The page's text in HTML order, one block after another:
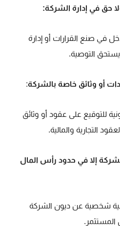
في صنع القرارات أو إدارة
التوصية.
:
للتوقيع على عقود أو وثائق
التجارية والمالية.
إلا في حدود رأس المال
شخصية عن ديون الشركة